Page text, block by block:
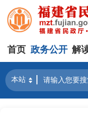
首页 政务公开 解